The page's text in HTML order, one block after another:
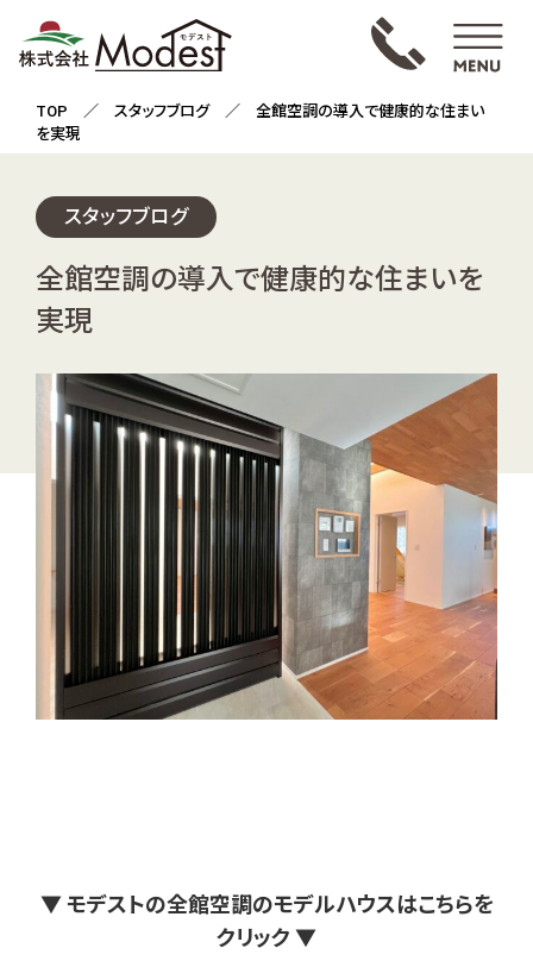
TOP ／ スタッフブログ／ 全館空調の導入で健康的な住まい
を実現
スタッフブログ
全館空調の導入で健康的な住まいを
実現
▼ モデストの全館空調のモデルハウスはこちらを
クリック ▼